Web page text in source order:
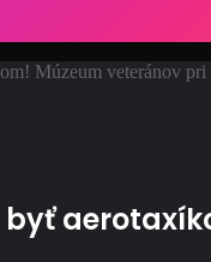
Múzeum veteránov